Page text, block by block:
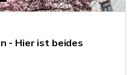
- Hier ist beides